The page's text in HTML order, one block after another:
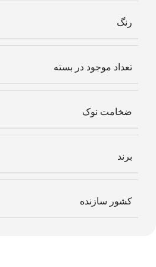
رنگ
تعداد موجود در بسته
ضخامت نوک
برند
کشور سازنده